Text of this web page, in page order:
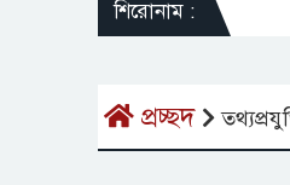
শিরোনাম :
প্রচ্ছদ